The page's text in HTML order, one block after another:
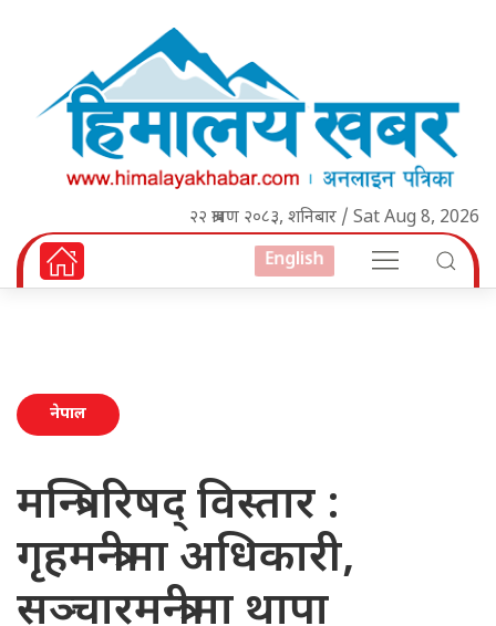
२२ श्रावण २०८३, शनिबार / Sat Aug 8, 2026
English
नेपाल
मन्त्रिपरिषद् विस्तार :
गृहमन्त्रीमा अधिकारी,
सञ्चारमन्त्रीमा थापा